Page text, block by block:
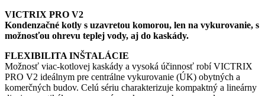
VICTRIX PRO V2
Kondenzačné kotly s uzavretou komorou, len na vykurovanie, s
možnosťou ohrevu teplej vody, aj do kaskády.
FLEXIBILITA INŠTALÁCIE
Možnosť viac-kotlovej kaskády a vysoká účinnosť robí VICTRIX
PRO V2 ideálnym pre centrálne vykurovanie (ÚK) obytných a
komerčných budov. Celú sériu charakterizuje kompaktný a lineárny